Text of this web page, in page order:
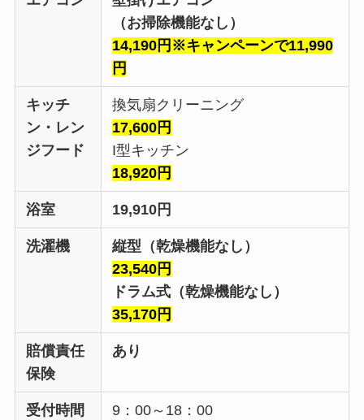
（お掃除機能なし）
14,190円※キャンペーンで11,990
円
キッチ
ン・レン
ジフード
換気扇クリーニング
17,600円
I型キッチン
18,920円
浴室 19,910円
洗濯機
縦型（乾燥機能なし）
23,540円
ドラム式（乾燥機能なし）
35,170円
賠償責任
保険
あり
受付時間
9：00～18：00